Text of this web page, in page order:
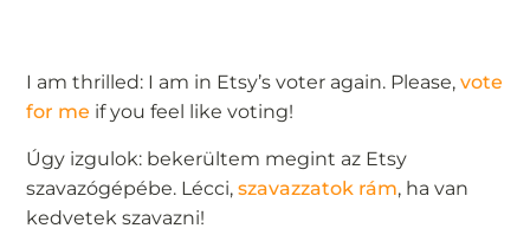
I am thrilled: I am in Etsy’s voter again. Please,vote
for me if you feel like voting!
Úgy izgulok: bekerültem megint az Etsy
szavazógépébe. Lécci,szavazzatok rám, ha van
kedvetek szavazni!